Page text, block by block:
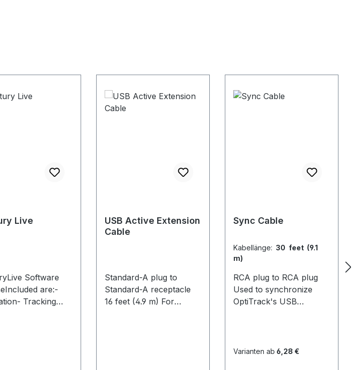
Live
Software
are:-
Tracking
USB Active Extension
Cable
Standard-A plug to
Standard-A receptacle
16 feet (4.9 m) For
Sync Cable
Kabellänge:30 feet (9.1
m)
RCA plug to RCA plug
Used to synchronize
OptiTrack's USB
V100:R2 systems with
Varianten ab 6,28 €